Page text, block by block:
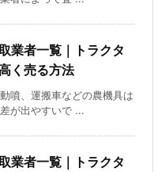
業者一覧｜トラクタ
く売る方法
噴、運搬車などの農機具は
が出やすいで ...
業者一覧｜トラクタ